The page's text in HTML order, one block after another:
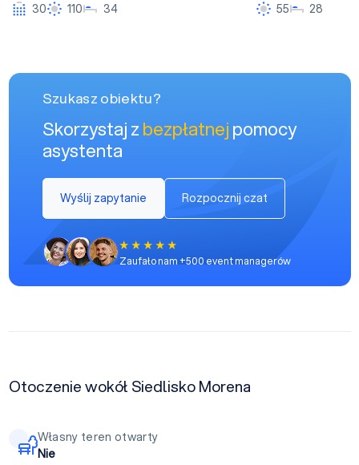
30
110 34
55
28
Szukasz obiektu?
Skorzystaj zbezpłatnejpomocy
asystenta
Wyślij zapytanie Rozpocznij czat
Zaufało nam +500 event managerów
Otoczenie wokół Siedlisko Morena
Własny teren otwarty
Nie